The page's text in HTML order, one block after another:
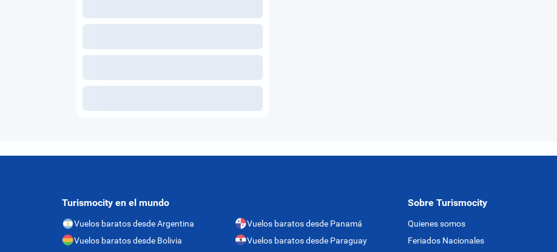
Turismocity en el mundo
Vuelos baratos desde Argentina
Vuelos baratos desde Bolivia
Vuelos baratos desde Panamá
Vuelos baratos desde Paraguay
Sobre Turismocity
Quienes somos
Feriados Nacionales